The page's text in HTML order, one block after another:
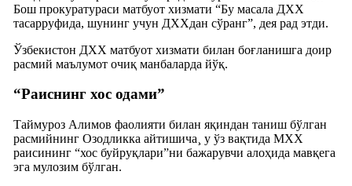
Бош прокуратураси матбуот хизмати “Бу масала ДХХ
тасарруфида, шунинг учун ДХХдан сўранг”, дея рад этди.
Ўзбекистон ДХХ матбуот хизмати билан боғланишга доир
расмий маълумот очиқ манбаларда йўқ.
“Раиснинг хос одами”
Таймуроз Алимов фаолияти билан яқиндан таниш бўлган
расмийнинг Озодликка айтишича¸ у ўз вақтида МХХ
раисининг “хос буйруқлари”ни бажарувчи алоҳида мавқега
эга мулозим бўлган.